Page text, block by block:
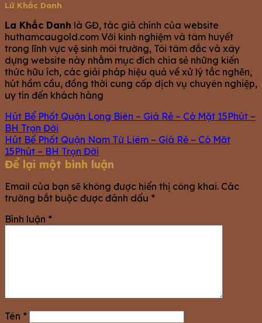
Lữ Khắc Danh
La Khắc Danh là GĐ, tác giả chính của website
huthamcaugold.com Với kinh nghiệm và tâm huyết
trong lĩnh vực vệ sinh môi trường, Tôi tâm đắc và xây
dựng website này nhằm mục đích chia sẻ những kiến
thức hữu ích, các giải pháp hiệu quả về xử lý tắc nghẽn,
hút hầm cầu, đồng thời cung cấp dịch vụ chuyên nghiệp,
uy tín đến khách hàng
Hút Bể Phốt Quận Long Biên – Giá Rẻ – Có Mặt 15Phút –
BH Trọn Đời
Hút Bể Phốt Quận Nam Từ Liêm – Giá Rẻ – Có Mặt
15Phút – BH Trọn Đời
Để lại một bình luận
Email của bạn sẽ không được hiển thị công khai. Các
trường bắt buộc được đánh dấu *
Bình luận *
Tên *